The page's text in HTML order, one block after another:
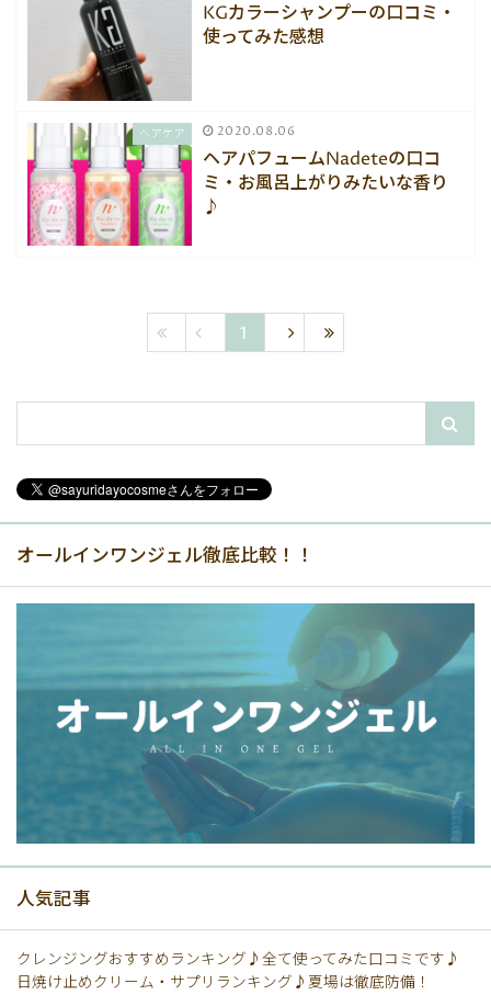
KGカラーシャンプーの口コミ・
使ってみた感想
ヘアケア 2020.08.06
ヘアパフュームNadeteの口コ
ミ・お風呂上がりみたいな香り
♪
1
オールインワンジェル徹底比較！！
人気記事
クレンジングおすすめランキング♪全て使ってみた口コミです♪
日焼け止めクリーム・サプリランキング♪夏場は徹底防備！